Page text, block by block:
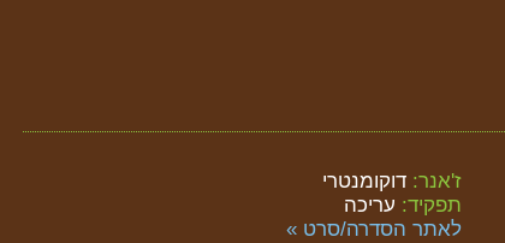
ז'אנר: דוקומנטרי
תפקיד: עריכה
לאתר הסדרה/סרט »